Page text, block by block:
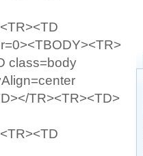
class=body
TR><TR><TD>